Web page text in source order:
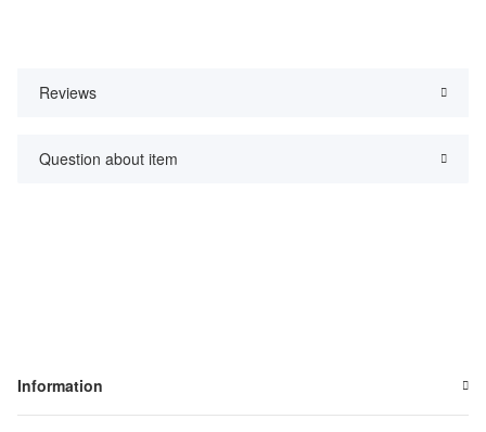
Reviews
Question about item
Information